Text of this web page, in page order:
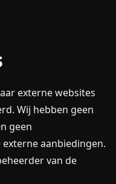
externe websites
Wij hebben geen
geen
aanbiedingen.
van de